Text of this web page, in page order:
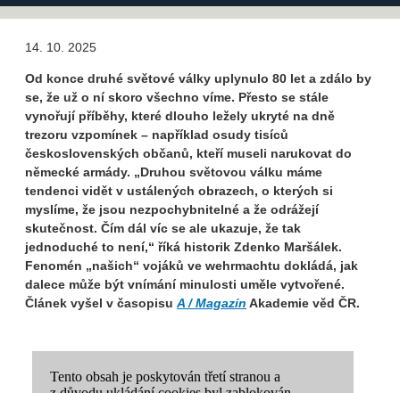
14. 10. 2025
Od konce druhé světové války uplynulo 80 let a zdálo by
se, že už o ní skoro všechno víme. Přesto se stále
vynořují příběhy, které dlouho ležely ukryté na dně
trezoru vzpomínek – například osudy tisíců
československých občanů, kteří museli narukovat do
německé armády. „Druhou světovou válku máme
tendenci vidět v ustálených obrazech, o kterých si
myslíme, že jsou nezpochybnitelné a že odrážejí
skutečnost. Čím dál víc se ale ukazuje, že tak
jednoduché to není,“ říká historik Zdenko Maršálek.
Fenomén „našich“ vojáků ve wehrmachtu dokládá, jak
dalece může být vnímání minulosti uměle vytvořené.
Článek vyšel v časopisu A / Magazín Akademie věd ČR.